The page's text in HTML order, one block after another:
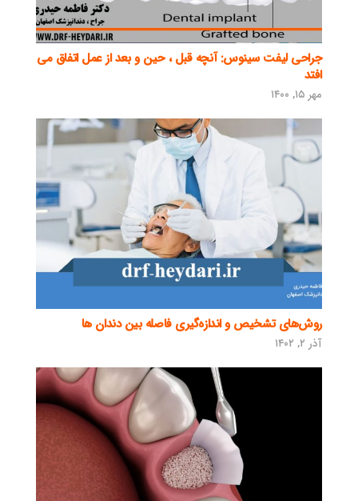
جراحی لیفت سینوس: آنچه قبل ، حین و بعد از عمل اتفاق می
افتد
مهر ۱۵, ۱۴۰۰
روش‌های تشخیص و اندازه‌گیری فاصله بین دندان‌ ها
آذر ۲, ۱۴۰۲